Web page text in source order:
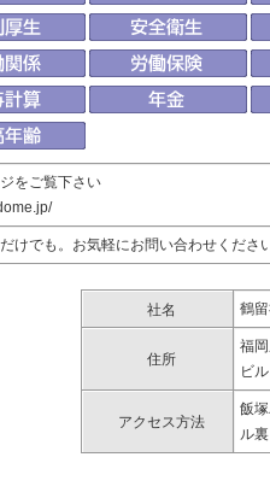
をご覧下さい
けでも。お気軽にお問い合わせくださ
社名 鶴
住所
福
ビ
アクセス方法
飯
ル